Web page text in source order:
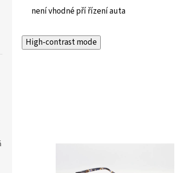
není vhodné pří řízení auta
High-contrast mode